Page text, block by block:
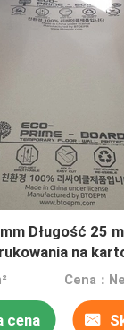
Długość 25
na
Cena：
cena